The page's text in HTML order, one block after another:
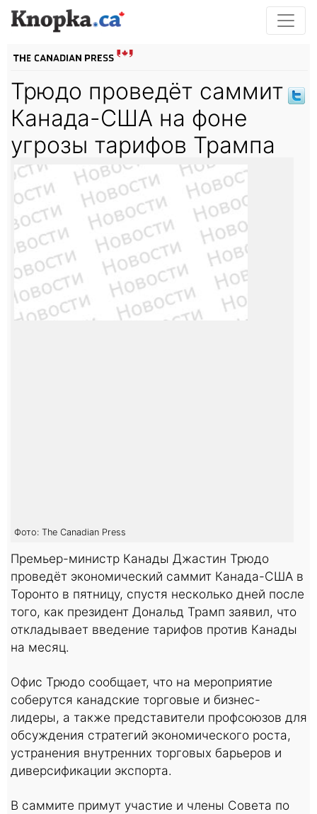
Трюдо проведёт саммит
Канада-США на фоне
угрозы тарифов Трампа
Фото: The Canadian Press
Премьер-министр Канады Джастин Трюдо
проведёт экономический саммит Канада-США в
Торонто в пятницу, спустя несколько дней после
того, как президент Дональд Трамп заявил, что
откладывает введение тарифов против Канады
на месяц.
Офис Трюдо сообщает, что на мероприятие
соберутся канадские торговые и бизнес-
лидеры, а также представители профсоюзов для
обсуждения стратегий экономического роста,
устранения внутренних торговых барьеров и
диверсификации экспорта.
В саммите примут участие и члены Совета по